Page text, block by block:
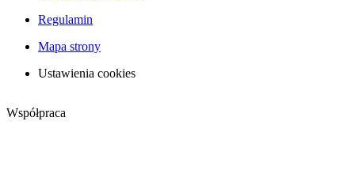
Regulamin
Mapa strony
Ustawienia cookies
Współpraca